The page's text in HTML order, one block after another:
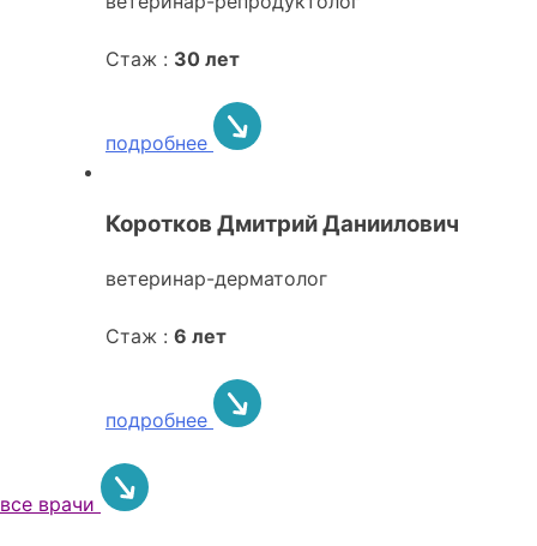
Стаж : 30 лет
подробнее
Коротков Дмитрий Даниилович
ветеринар-дерматолог
Стаж : 6 лет
подробнее
все врачи